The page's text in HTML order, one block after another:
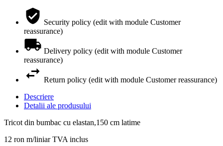
Security policy (edit with module Customer
reassurance)
Delivery policy (edit with module Customer
reassurance)
Return policy (edit with module Customer reassurance)
Descriere
Detalii ale produsului
Tricot din bumbac cu elastan,150 cm latime
12 ron m/liniar TVA inclus